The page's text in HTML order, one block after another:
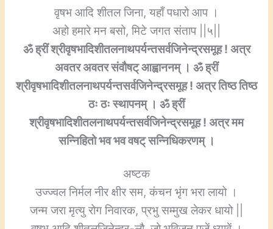
वृषभ आदि शीतल जिना, यहाँ पधारो आप ।
अहो हमारे मन बसो, मिटे जगत संताप ||५||
ॐ ह्रीं श्रीवृषभादिशीतलनाथपर्यन्तसर्वजिनेन्द्रसमूह ! अत्र
अवतर अवतर संवौषट् आह्वाननम् । ॐ ह्रीं
श्रीवृषभादिशीतलनाथपर्यन्तसर्वजिनेन्द्रसमूह ! अत्र तिष्ठ तिष्ठ
ठः ठः स्थापनम् । ॐ ह्रीं
श्रीवृषभादिशीतलनाथपर्यन्तसर्वजिनेन्द्रसमूह ! अत्र मम
सन्निहितो भव भव वषट् सन्निधिकरणम् ।
अष्टक
उज्ज्वल निर्मल नीर क्षीर सम, कंचन भृंग भरा लायो ।
जन्म जरा मृत्यु रोग निवारक, प्रभु सम्मुख लेकर धायो ||